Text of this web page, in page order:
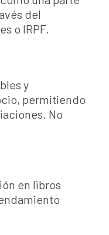
del
o IRPF.
y
permitiendo
No
en libros